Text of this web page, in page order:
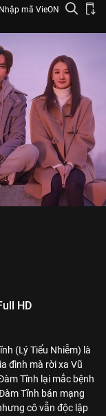
Nhập mã VieON
HD
(Lý Tiểu Nhiễm) là
đình mà rời xa Vũ
Tĩnh lại mắc bệnh
Tĩnh bán mạng
cô vẫn độc lập